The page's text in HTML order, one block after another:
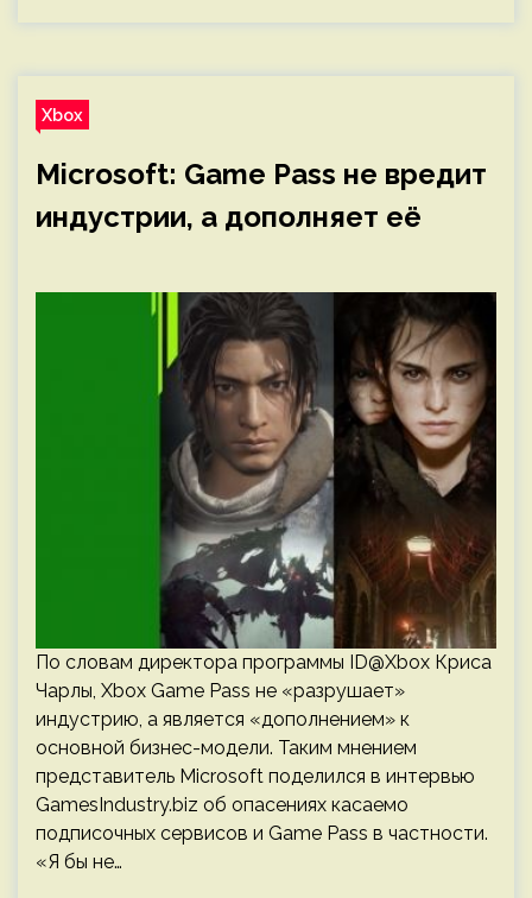
Xbox
Microsoft: Game Pass не вредит
индустрии, а дополняет её
По словам директора программы ID@Xbox Криса
Чарлы, Xbox Game Pass не «разрушает»
индустрию, а является «дополнением» к
основной бизнес-модели. Таким мнением
представитель Microsoft поделился в интервью
GamesIndustry.biz об опасениях касаемо
подписочных сервисов и Game Pass в частности.
«Я бы не…